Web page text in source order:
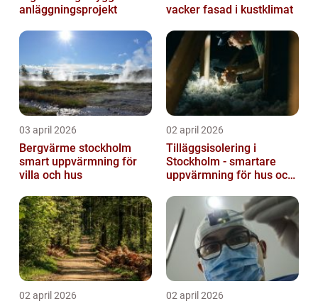
anläggningsprojekt
vacker fasad i kustklimat
03 april 2026
Bergvärme stockholm
smart uppvärmning för
villa och hus
02 april 2026
Tilläggsisolering i
Stockholm - smartare
uppvärmning för hus och
02 april 2026 02 april 2026